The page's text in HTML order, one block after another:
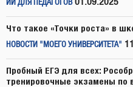
ИИ ДЛЯ ПЕДАГОГОВ 01.09.2025
Что такое «Точки роста» в
НОВОСТИ "МОЕГО УНИВЕРСИТЕТА"
Пробный ЕГЭ для всех:
тренировочные экзамены по